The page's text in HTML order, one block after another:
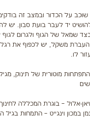
שוכב על הכדור ובמצב זה
יד לעבר בועת סבון. יש
שמאל של הגוף ולגרום לגוף
העברת משקל, יש לכפוף את
לו.
מוטורית של תינוק,
אלול – בוגרת המכללה לחינוך
במכון וינגייט – התמחות